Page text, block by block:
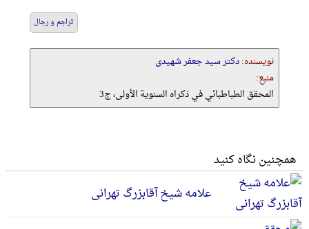
تراجم و رجال
نویسنده:دکتر سید جعفر شهیدی
منبع:
المحقق الطباطبائي في ذکراه السنویة الأولی، ج3
همچنین نگاه کنید
علامه شیخ آقابزرگ تهرانی